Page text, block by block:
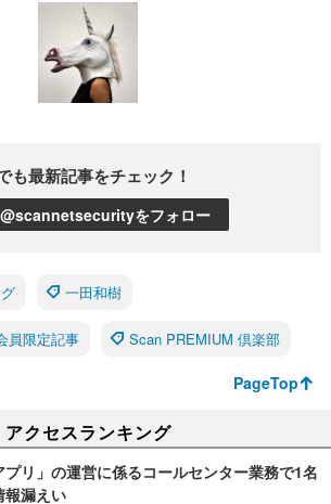
も最新記事をチェック！
@scannetsecurityをフォロー
一田和樹
員限定記事 Scan PREMIUM 倶楽部
PageTop
アクセスランキング
プリ」の運営に係るコールセンター業務で1名
報漏えい